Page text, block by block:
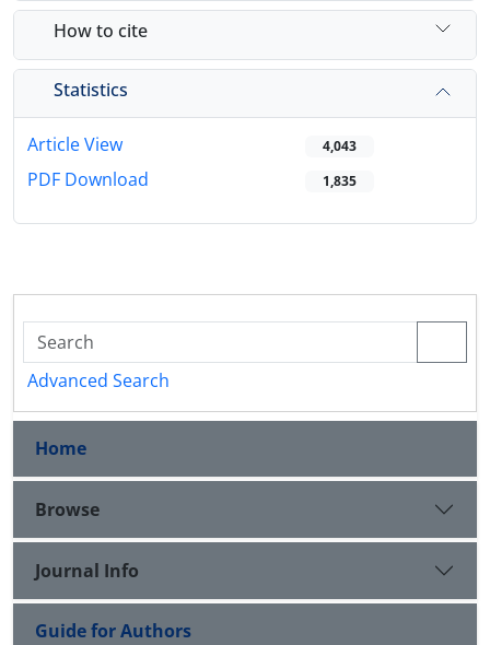
How to cite
Statistics
Article View 4,043
PDF Download 1,835
Advanced Search
Home
Browse
Journal Info
Guide for Authors